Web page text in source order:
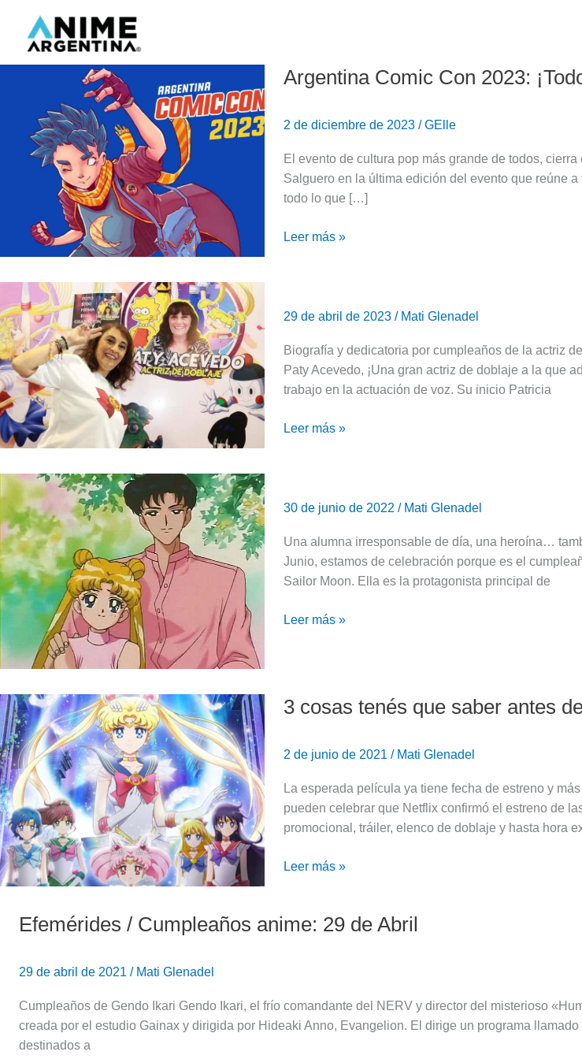
contenido
Argentina Comic Con 2023:
2 de diciembre de 2023 /GElle
El evento de cultura pop más grande de todos,
Salguero en la última edición del evento que reúne
todo lo que […]
Argentina
2023:
¡Todo
sobre
la
edición
Leer más »
29 de abril de 2023 / Mati Glenadel
Biografía y dedicatoria por cumpleaños de la actriz
Paty Acevedo, ¡Una gran actriz de doblaje a la que
trabajo en la actuación de voz. Su inicio Patricia
Acevedo,
de
la
voz
Sailor
Leer más »
30 de junio de 2022 / Mati Glenadel
Una alumna irresponsable de día, una heroína…
Junio, estamos de celebración porque es el
Sailor Moon. Ella es la protagonista principal de
Moon:
de
Serena
Tsukino
Leer más »
3 cosas tenés que saber antes
2 de junio de 2021 / Mati Glenadel
La esperada película ya tiene fecha de estreno y
pueden celebrar que Netflix confirmó el estreno de
promocional, tráiler, elenco de doblaje y hasta hora
3
que
saber
antes
Sailor
en
Leer más »
Efemérides / Cumpleaños anime: 29 de Abril
29 de abril de 2021 / Mati Glenadel
Cumpleaños de Gendo Ikari Gendo Ikari, el frío comandante del NERV y director del misterioso
creada por el estudio Gainax y dirigida por Hideaki Anno, Evangelion. El dirige un programa
destinados a
Efemérides
anime:
29
Abril